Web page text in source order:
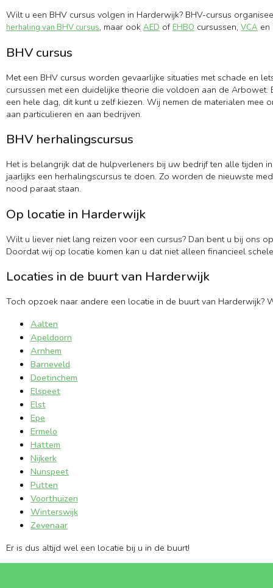
Wilt u een BHV cursus volgen in Harderwijk? BHV-cursus
herhaling van BHV cursus, maar ook AED ofEHBO cursussen, VCA en
BHV cursus
Met een BHV cursus worden gevaarlijke situaties met schade en
cursussen met een duidelijke theorie die voldoen aan de
een hele dag, dit kunt u zelf kiezen. Wij nemen de materialen
aan particulieren en aan bedrijven.
BHV herhalingscursus
Het is belangrijk dat de hulpverleners bij uw bedrijf ten alle tijden
jaarlijks een herhalingscursus te doen. Zo worden de nieuwste
nood paraat staan.
Op locatie in Harderwijk
Wilt u liever niet lang reizen voor een cursus? Dan bent u bij ons
Doordat wij op locatie komen kan u dat niet alleen financieel
Locaties in de buurt van Harderwijk
Toch opzoek naar andere een locatie in de buurt van Harderwijk?
Aalten
Apeldoorn
Arnhem
Barneveld
Doetinchem
Elspeet
Elst
Epe
Ermelo
Hattem
Nijkerk
Nunspeet
Putten
Voorthuizen
Winterswijk
Zevenaar
Er is dus altijd wel een locatie bij u in de buurt!